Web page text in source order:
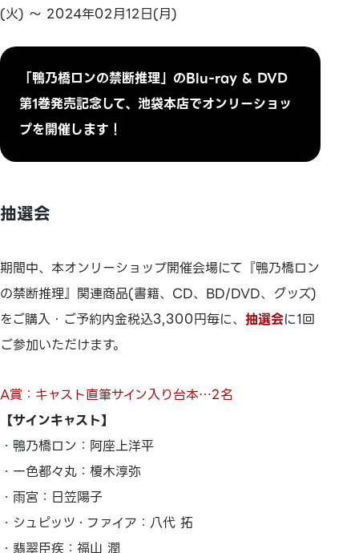
(火) ～ 2024年02月12日(月)
「鴨乃橋ロンの禁断推理」のBlu-ray & DVD
第1巻発売記念して、池袋本店でオンリーショッ
プを開催します！
抽選会
期間中、本オンリーショップ開催会場にて『鴨乃橋ロン
の禁断推理』関連商品(書籍、CD、BD/DVD、グッズ)
をご購入・ご予約内金税込3,300円毎に、 抽選会に1回
ご参加いただけます。
A賞：キャスト直筆サイン入り台本…2名
【サインキャスト】
・鴨乃橋ロン：阿座上洋平
・一色都々丸：榎木淳弥
・雨宮：日笠陽子
・シュピッツ・ファイア：八代 拓
・翡翠臣疾：福山 潤